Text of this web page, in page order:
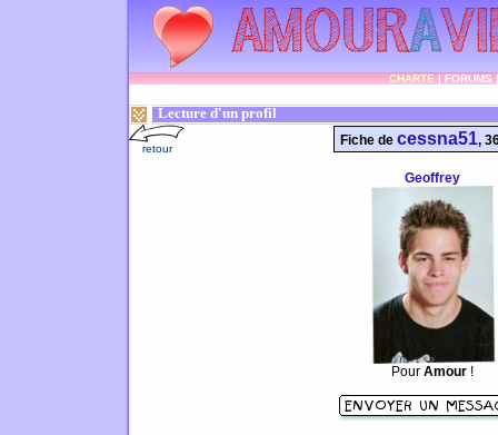
CHARTE|FORUMS
Lecture d'un profil
retour
Fiche de cessna51,
Geoffrey
Pour Amour !